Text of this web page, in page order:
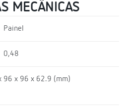
MECÂNICAS
Painel
0,48
96 x 96 x 62.9 (mm)